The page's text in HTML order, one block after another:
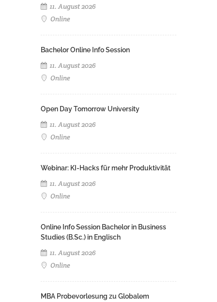
11. August 2026
Online
Bachelor Online Info Session
11. August 2026
Online
Open Day Tomorrow University
11. August 2026
Online
Webinar: KI-Hacks für mehr Produktivität
11. August 2026
Online
Online Info Session Bachelor in Business
Studies (B.Sc.) in Englisch
11. August 2026
Online
MBA Probevorlesung zu Globalem